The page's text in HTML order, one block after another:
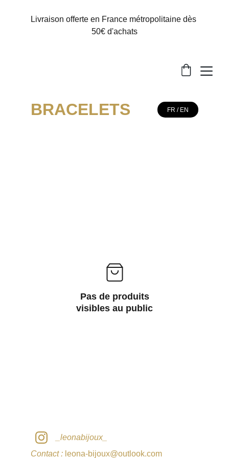
Livraison offerte en France métropolitaine dès
50€ d'achats
BRACELETS FR / EN
Pas de produits
visibles au public
Contact : leona-bijoux@outlook.com
_leonabijoux_